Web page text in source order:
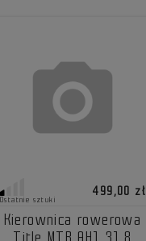
Ostatnie sztuki
499,00 zł
Kierownica rowerowa